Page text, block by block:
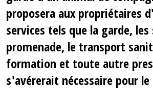
proposera aux propriétaires
services tels que la garde,
promenade, le transport
formation et toute autre
s'avérerait nécessaire pour